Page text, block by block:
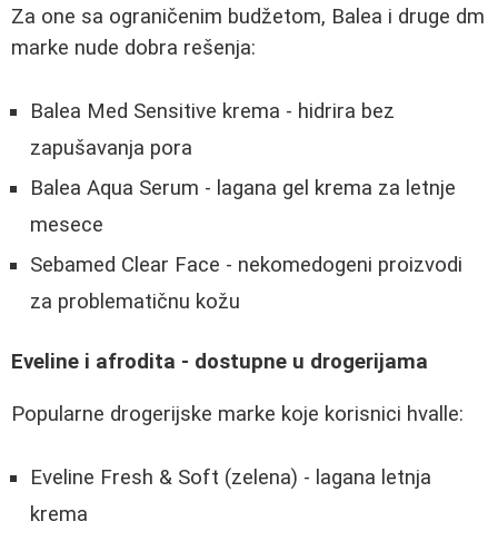
Za one sa ograničenim budžetom, Balea i druge dm
marke nude dobra rešenja:
Balea Med Sensitive krema - hidrira bez
zapušavanja pora
Balea Aqua Serum - lagana gel krema za letnje
mesece
Sebamed Clear Face - nekomedogeni proizvodi
za problematičnu kožu
Eveline i afrodita - dostupne u drogerijama
Popularne drogerijske marke koje korisnici hvalle:
Eveline Fresh & Soft (zelena) - lagana letnja
krema